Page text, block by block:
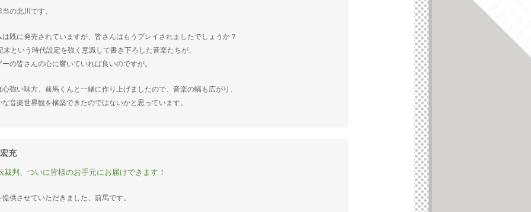
の北川です。
は既に発売されていますが、皆さんはもうプレイされましたでしょうか？
末という時代設定を強く意識して書き下ろした音楽たちが、
ーの皆さんの心に響いていれば良いのですが。
心強い味方、前馬くんと一緒に作り上げましたので、音楽の幅も広がり、
な音楽世界観を構築できたのではないかと思っています。
充
裁判、ついに皆様のお手元にお届けできます！
提供させていただきました、前馬です。